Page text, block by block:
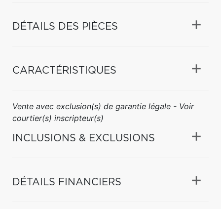
DÉTAILS DES PIÈCES
CARACTÉRISTIQUES
Vente avec exclusion(s) de garantie légale - Voir
courtier(s) inscripteur(s)
INCLUSIONS & EXCLUSIONS
DÉTAILS FINANCIERS